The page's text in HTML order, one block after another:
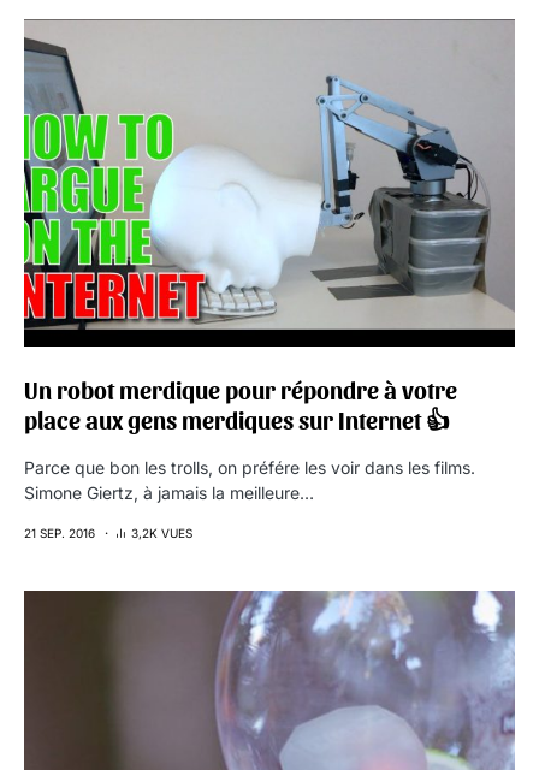
Un robot merdique pour répondre à votre
place aux gens merdiques sur Internet 👍
Parce que bon les trolls, on préfére les voir dans les films.
Simone Giertz, à jamais la meilleure…
21 SEP. 2016 3,2K VUES